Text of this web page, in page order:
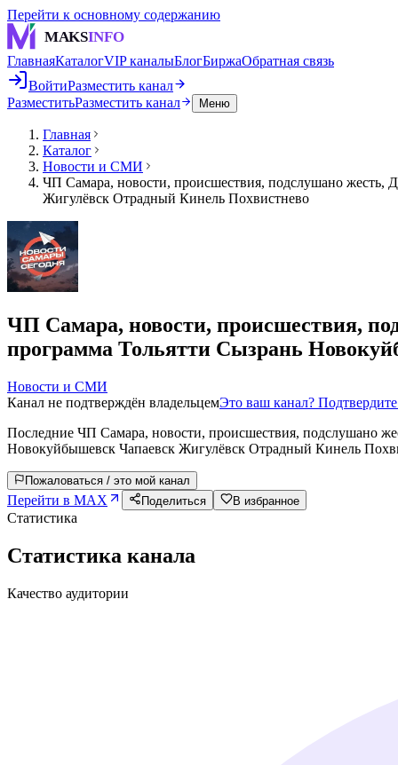
Перейти к основному содержанию
MAKSINFO
ГлавнаяКаталогVIP каналыБлогБиржаОбратная связь
ВойтиРазместить канал
РазместитьРазместить канал Меню
Главная
Каталог
Новости и СМИ
ЧП Самара, новости, происшествия, подслушано жесть,
Жигулёвск Отрадный Кинель Похвистнево
ЧП Самара, новости, происшествия,
программа Тольятти Сызрань
Новости и СМИ
Канал не подтверждён владельцемЭто ваш канал?
Последние ЧП Самара, новости, происшествия, подслушано
Новокуйбышевск Чапаевск Жигулёвск Отрадный Кинель
Пожаловаться / это мой канал
Перейти в MAX Поделиться В избранное
Статистика
Статистика канала
Качество аудитории